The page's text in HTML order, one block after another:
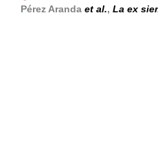
Pérez Aranda et al., La ex